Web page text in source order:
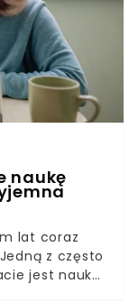
naukę
lat coraz
z często
jest nauka